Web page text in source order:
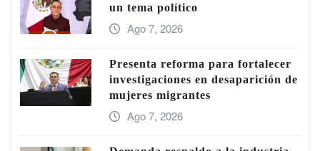
un tema político
Ago 7, 2026
Presenta reforma para fortalecer
investigaciones en desaparición de
mujeres migrantes
Ago 7, 2026